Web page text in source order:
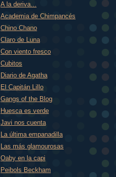
A la deriva...
Academia de Chimpancés
Chino Chano
Claro de Luna
Con viento fresco
Cubitos
Diario de Agatha
El Capitán Lillo
Gangs of the Blog
Huesca es verde
Javi nos cuenta
La última empanadilla
Las más glamourosas
Oaby en la capi
Peibols Beckham